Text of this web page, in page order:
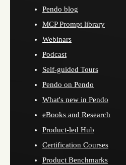
Pendo blog
MCP Prompt library
Webinars
Podcast
Self-guided Tours
Pendo on Pendo
What's new in Pendo
eBooks and Research
Product-led Hub
Certification Courses
Product Benchmarks